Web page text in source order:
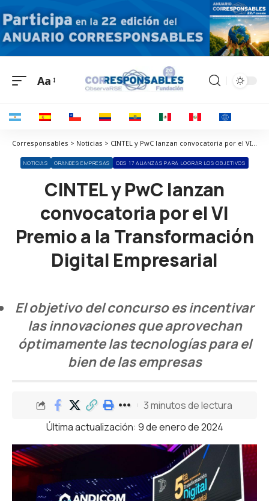
Aa
Corresponsables > Noticias > CINTEL y PwC lanzan convocatoria por el VI Premio a la Transformación Digital Empresarial
NOTICIAS GRANDES EMPRESAS ODS 17 ALIANZAS PARA LOGRAR LOS OBJETIVOS
CINTEL y PwC lanzan
convocatoria por el VI
Premio a la Transformación
Digital Empresarial
El objetivo del concurso es incentivar
las innovaciones que aprovechan
óptimamente las tecnologías para el
bien de las empresas
Última actualización: 9 de enero de 2024
3 minutos de lectura